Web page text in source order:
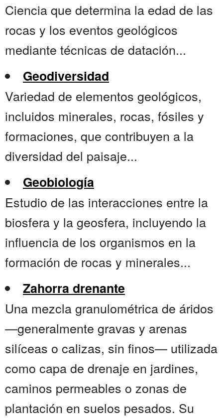
Ciencia que determina la edad de las
rocas y los eventos geológicos
mediante técnicas de datación...
Geodiversidad
Variedad de elementos geológicos,
incluidos minerales, rocas, fósiles y
formaciones, que contribuyen a la
diversidad del paisaje...
Geobiología
Estudio de las interacciones entre la
biosfera y la geosfera, incluyendo la
influencia de los organismos en la
formación de rocas y minerales...
Zahorra drenante
Una mezcla granulométrica de áridos
—generalmente gravas y arenas
silíceas o calizas, sin finos— utilizada
como capa de drenaje en jardines,
caminos permeables o zonas de
plantación en suelos pesados. Su